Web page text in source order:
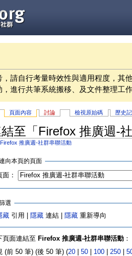
，請自行考量時效性與適用程度，其
進行共筆系統搬移、及文件整理工
頁面內容 討論 檢視原始碼 歷史
至「Firefox 推廣週-
Firefox 推廣週-社群串聯活動
向本頁的頁面
面：
選
藏 引用 | 隱藏 連結 | 隱藏 重新導向
頁面連結至 Firefox 推廣週-社群串聯活動：
(前 50 筆) (後 50 筆) (20| 50| 100| 250|